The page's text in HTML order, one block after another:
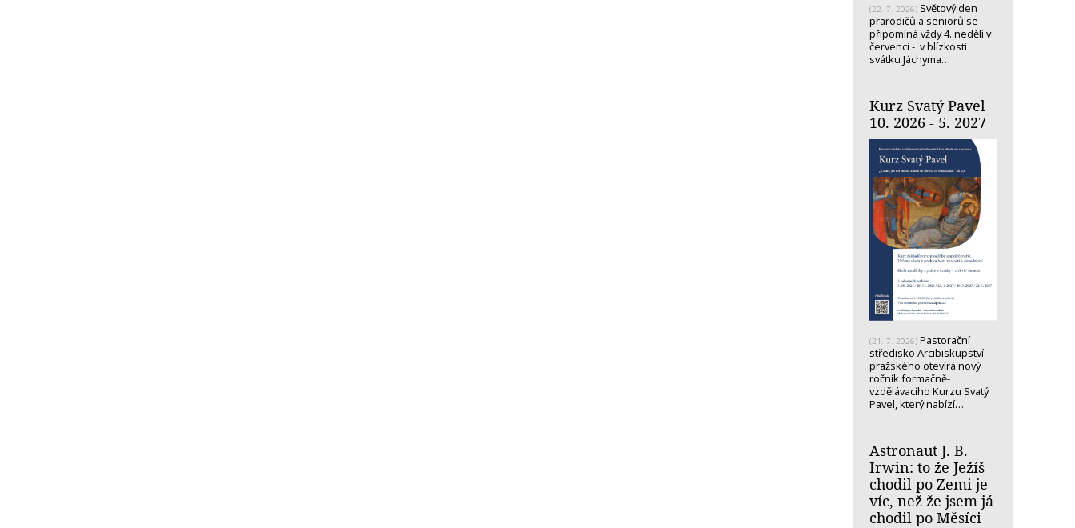
(22. 7. 2026) Světový den
prarodičů a seniorů se
připomíná vždy 4. neděli v
červenci - v blízkosti
svátku Jáchyma…
Kurz Svatý Pavel
10. 2026 - 5. 2027
(21. 7. 2026) Pastorační
středisko Arcibiskupství
pražského otevírá nový
ročník formačně-
vzdělávacího Kurzu Svatý
Pavel, který nabízí…
Astronaut J. B.
Irwin: to že Ježíš
chodil po Zemi je
víc, než že jsem já
chodil po Měsíci